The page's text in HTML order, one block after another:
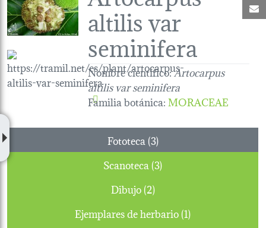
altilis var
seminifera
Nombre científico:Artocarpus
altilis var seminifera
Familia botánica:MORACEAE
Fototeca (3)
Scanoteca (3)
Dibujo (2)
Ejemplares de herbario (1)